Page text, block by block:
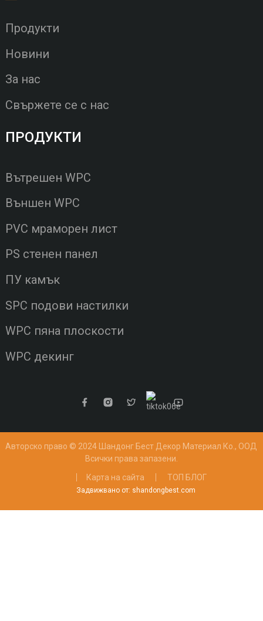
Продукти
Новини
За нас
Свържете се с нас
ПРОДУКТИ
Вътрешен WPC
Външен WPC
PVC мраморен лист
PS стенен панел
ПУ камък
SPC подови настилки
WPC пяна плоскости
WPC декинг
Авторско право © 2024 Шандонг Бест Декор Материал Ко., ООД
Всички права запазени.
Карта на сайта
ТОП БЛОГ
Задвижвано от: shandongbest.com